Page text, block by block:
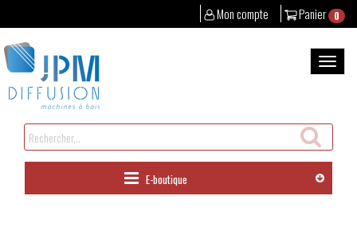
Panier 0
Mon compte
au
contenu
la
Rechercher
un
produit
E-boutique